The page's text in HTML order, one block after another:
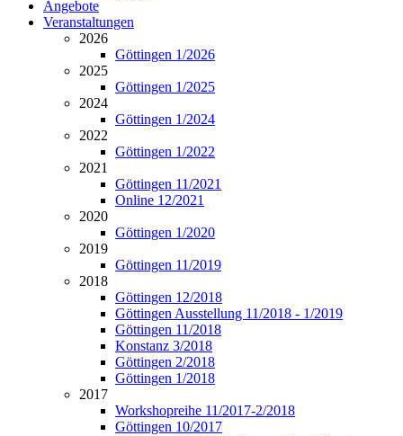
Angebote
Veranstaltungen
2026
Göttingen 1/2026
2025
Göttingen 1/2025
2024
Göttingen 1/2024
2022
Göttingen 1/2022
2021
Göttingen 11/2021
Online 12/2021
2020
Göttingen 1/2020
2019
Göttingen 11/2019
2018
Göttingen 12/2018
Göttingen Ausstellung 11/2018 - 1/2019
Göttingen 11/2018
Konstanz 3/2018
Göttingen 2/2018
Göttingen 1/2018
2017
Workshopreihe 11/2017-2/2018
Göttingen 10/2017